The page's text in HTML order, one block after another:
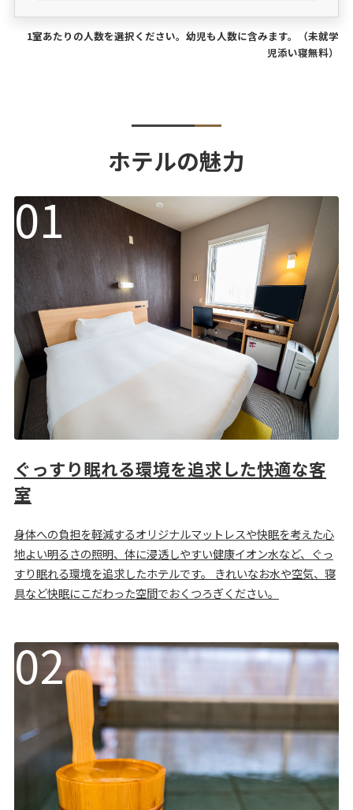
1室あたりの人数を選択ください。幼児も人数に含みます。（未就学
児添い寝無料）
ホテルの魅力
ぐっすり眠れる環境を追求した快適な客
室
身体への負担を軽減するオリジナルマットレスや快眠を考えた心
地よい明るさの照明、体に浸透しやすい健康イオン水など、ぐっ
すり眠れる環境を追求したホテルです。 きれいなお水や空気、寝
具など快眠にこだわった空間でおくつろぎください。